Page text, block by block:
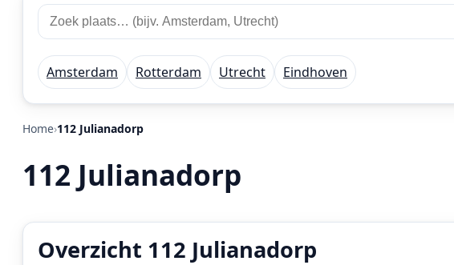
Zoek
112
meldingen
Zoek
plaats
regio
Amsterdam Rotterdam Utrecht Eindhoven
Home 112 Julianadorp
112 Julianadorp
Overzicht 112 Julianadorp